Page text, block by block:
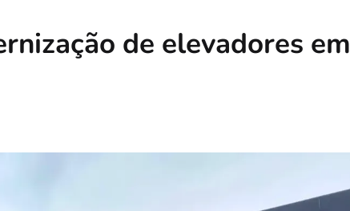
de elevadores em